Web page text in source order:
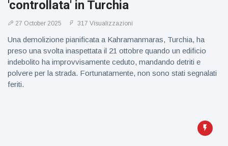
figlio dei
'controllata' in Turchia
27 October 2025 317 Visualizzazioni
Una demolizione pianificata a Kahramanmaras, Turchia, ha
preso una svolta inaspettata il 21 ottobre quando un edificio
indebolito ha improvvisamente ceduto, mandando detriti e
polvere per la strada. Fortunatamente, non sono stati segnalati
feriti.